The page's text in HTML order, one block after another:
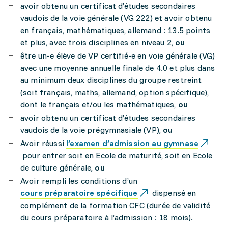
avoir obtenu un certificat d’études secondaires
vaudois de la voie générale (VG 222) et avoir obtenu
en français, mathématiques, allemand : 13.5 points
et plus, avec trois disciplines en niveau 2, ou
être un-e élève de VP certifié-e en voie générale (VG)
avec une moyenne annuelle finale de 4.0 et plus dans
au minimum deux disciplines du groupe restreint
(soit français, maths, allemand, option spécifique),
dont le français et/ou les mathématiques, ou
avoir obtenu un certificat d’études secondaires
vaudois de la voie prégymnasiale (VP), ou
Avoir réussi l’examen d’admission au gymnase
pour entrer soit en Ecole de maturité, soit en Ecole
de culture générale, ou
Avoir rempli les conditions d’un
cours préparatoire spécifique
dispensé en
complément de la formation CFC (durée de validité
du cours préparatoire à l’admission : 18 mois).